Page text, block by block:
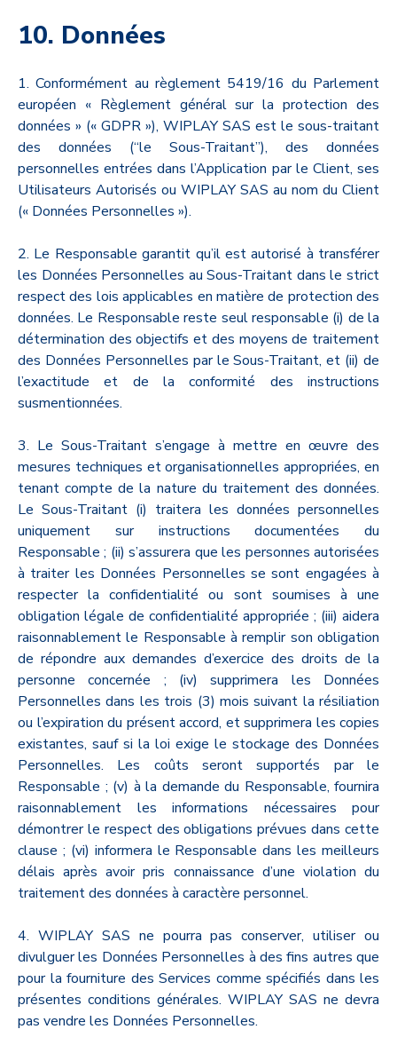
10. Données
1. Conformément au règlement 5419/16 du Parlement
européen « Règlement général sur la protection des
données » (« GDPR »), WIPLAY SAS est le sous-traitant
des données (“le Sous-Traitant”), des données
personnelles entrées dans l’Application par le Client, ses
Utilisateurs Autorisés ou WIPLAY SAS au nom du Client
(« Données Personnelles »).
2. Le Responsable garantit qu’il est autorisé à transférer
les Données Personnelles au Sous-Traitant dans le strict
respect des lois applicables en matière de protection des
données. Le Responsable reste seul responsable (i) de la
détermination des objectifs et des moyens de traitement
des Données Personnelles par le Sous-Traitant, et (ii) de
l’exactitude et de la conformité des instructions
susmentionnées.
3. Le Sous-Traitant s’engage à mettre en œuvre des
mesures techniques et organisationnelles appropriées, en
tenant compte de la nature du traitement des données.
Le Sous-Traitant (i) traitera les données personnelles
uniquement sur instructions documentées du
Responsable ; (ii) s’assurera que les personnes autorisées
à traiter les Données Personnelles se sont engagées à
respecter la confidentialité ou sont soumises à une
obligation légale de confidentialité appropriée ; (iii) aidera
raisonnablement le Responsable à remplir son obligation
de répondre aux demandes d’exercice des droits de la
personne concernée ; (iv) supprimera les Données
Personnelles dans les trois (3) mois suivant la résiliation
ou l’expiration du présent accord, et supprimera les copies
existantes, sauf si la loi exige le stockage des Données
Personnelles. Les coûts seront supportés par le
Responsable ; (v) à la demande du Responsable, fournira
raisonnablement les informations nécessaires pour
démontrer le respect des obligations prévues dans cette
clause ; (vi) informera le Responsable dans les meilleurs
délais après avoir pris connaissance d’une violation du
traitement des données à caractère personnel.
4. WIPLAY SAS ne pourra pas conserver, utiliser ou
divulguer les Données Personnelles à des fins autres que
pour la fourniture des Services comme spécifiés dans les
présentes conditions générales. WIPLAY SAS ne devra
pas vendre les Données Personnelles.